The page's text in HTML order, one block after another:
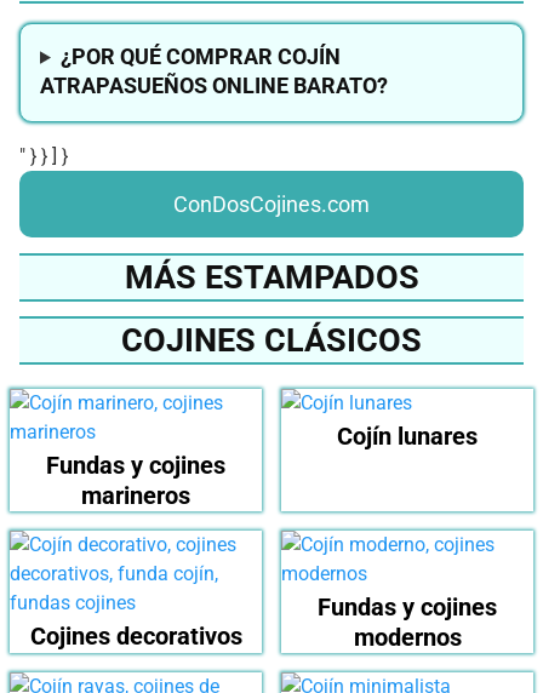
¿POR QUÉ COMPRAR COJÍN
ATRAPASUEÑOS ONLINE BARATO?
" } } ] }
ConDosCojines.com
MÁS ESTAMPADOS
COJINES CLÁSICOS
Fundas y cojines
marineros
Cojín lunares
Cojines decorativos
Fundas y cojines
modernos